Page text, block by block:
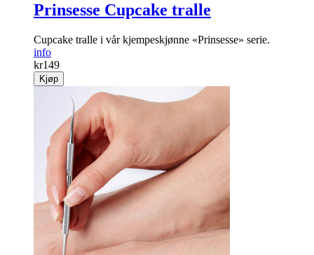
Prinsesse Cupcake tralle
Cupcake tralle i vår kjempeskjønne «Prinsesse» serie.
info
kr149
Kjøp